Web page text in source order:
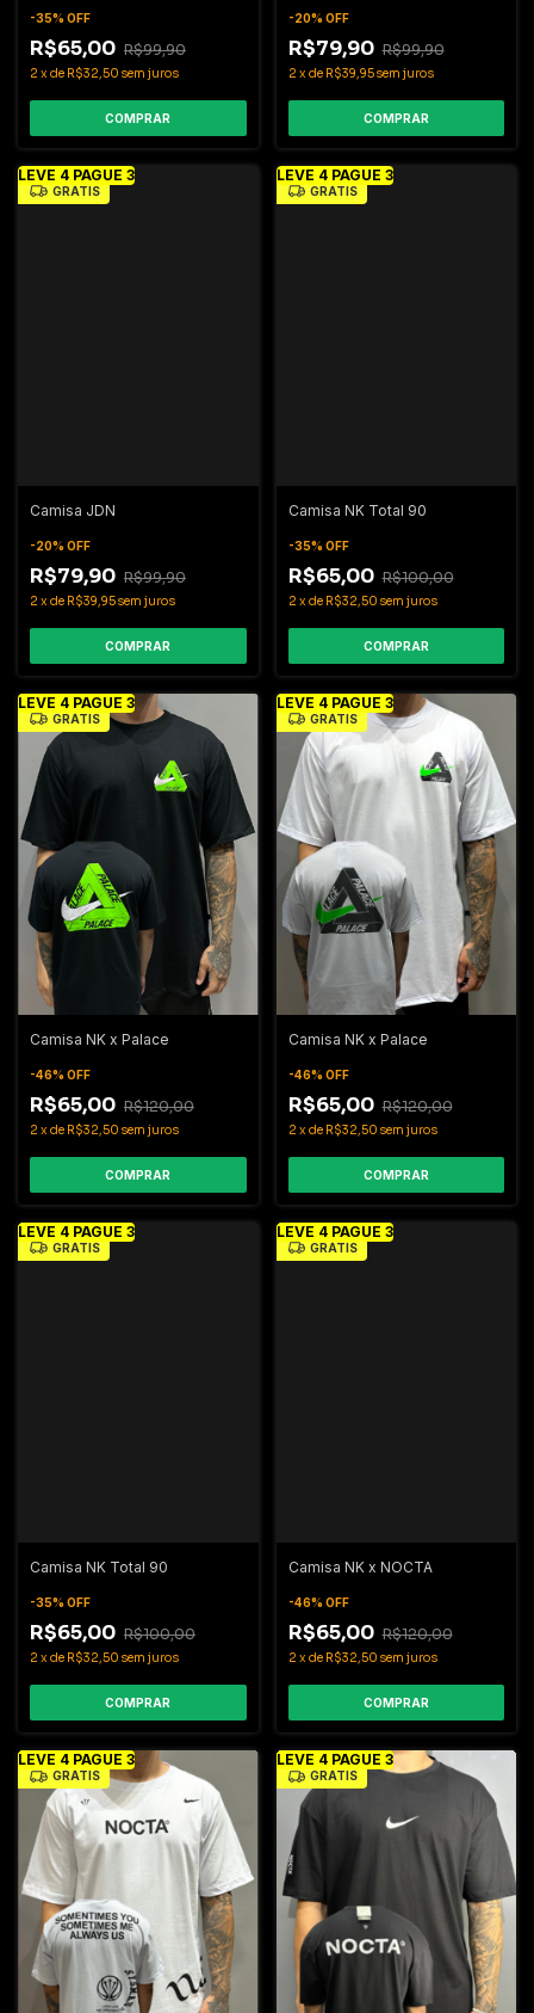
-35% OFF
R$65,00 R$99,90
2 x de R$32,50 sem juros
COMPRAR
-20% OFF
R$79,90 R$99,90
2 x de R$39,95sem juros
COMPRAR
LEVE 4 PAGUE 3
GRÁTIS
Camisa JDN
-20% OFF
R$79,90 R$99,90
2 xde R$39,95sem juros
COMPRAR
LEVE 4 PAGUE 3
GRÁTIS
Camisa NK Total 90
-35% OFF
R$65,00 R$100,00
2 xde R$32,50 sem juros
COMPRAR
LEVE 4 PAGUE 3
GRÁTIS
Camisa NK x Palace
-46% OFF
R$65,00 R$120,00
2 xde R$32,50 sem juros
COMPRAR
LEVE 4 PAGUE 3
GRÁTIS
Camisa NK x Palace
-46% OFF
R$65,00 R$120,00
2 xde R$32,50 sem juros
COMPRAR
LEVE 4 PAGUE 3
GRÁTIS
Camisa NK Total 90
-35% OFF
R$65,00 R$100,00
2 xde R$32,50 sem juros
COMPRAR
LEVE 4 PAGUE 3
GRÁTIS
Camisa NK x NOCTA
-46% OFF
R$65,00 R$120,00
2 xde R$32,50 sem juros
COMPRAR
LEVE 4 PAGUE 3
GRÁTIS
LEVE 4 PAGUE 3
GRÁTIS